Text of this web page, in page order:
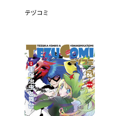
テヅコミ